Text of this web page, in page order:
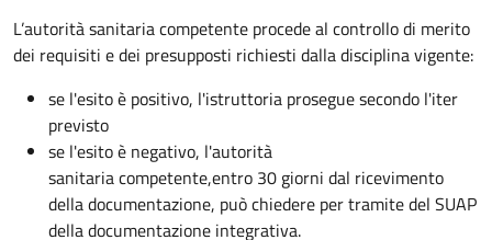
L’autorità sanitaria competente procede al controllo di merito
dei requisiti e dei presupposti richiesti dalla disciplina vigente:
se l'esito è positivo, l'istruttoria prosegue secondo l'iter
previsto
se l'esito è negativo, l'autorità
sanitaria competente,entro 30 giorni dal ricevimento
della documentazione, può chiedere per tramite del SUAP
delladocumentazione integrativa.